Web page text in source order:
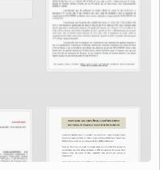
de COVID-19 para
CGTB e dos caminhoneiros
DIREITOS EM
da Unisinos e Doutor em
que coordena uma pesquisa